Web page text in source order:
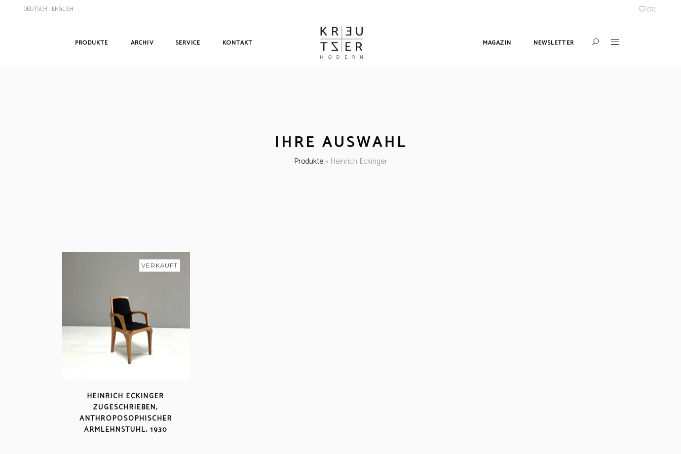
DEUTSCH ENGLISH (0)
PRODUKTE ARCHIV SERVICE KONTAKT MAGAZIN NEWSLETTER
IHRE AUSWAHL
Produkte» Heinrich Eckinger
VERKAUFT
HEINRICH ECKINGER
ZUGESCHRIEBEN,
ANTHROPOSOPHISCHER
ARMLEHNSTUHL, 1930